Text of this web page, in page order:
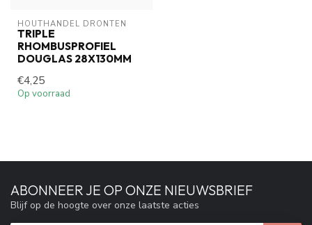
HOUTHANDEL DRONTEN
TRIPLE
RHOMBUSPROFIEL
DOUGLAS 28X130MM
€4,25
Op voorraad
ABONNEER JE OP ONZE NIEUWSBRIEF
Blijf op de hoogte over onze laatste acties